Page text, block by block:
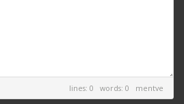
lines: 0 words: 0 mentve